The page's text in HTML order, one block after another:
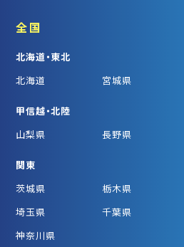
全国
北海道・東北
北海道
宮城県
甲信越・北陸
山梨県
長野県
関東
茨城県
栃木県
埼玉県
千葉県
神奈川県